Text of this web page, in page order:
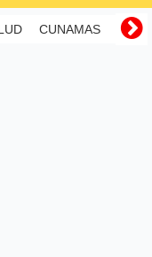
CUNAMAS